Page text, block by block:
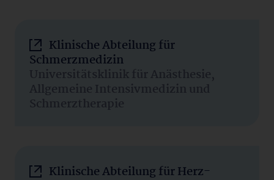
Klinische Abteilung für
Schmerzmedizin
Universitätsklinik für Anästhesie,
Allgemeine Intensivmedizin und
Schmerztherapie
Klinische Abteilung für Herz-